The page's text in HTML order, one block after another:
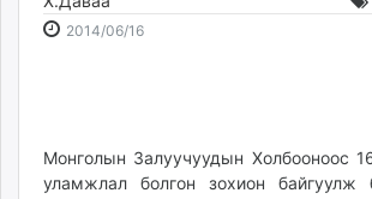
dorgio.mn
Gogo.mn
Baabar.mn
tovch.mn
2014/06/162014-
2026-
Монголын Залуучуудын Холбооноос
уламжлал болгон зохион байгуулж